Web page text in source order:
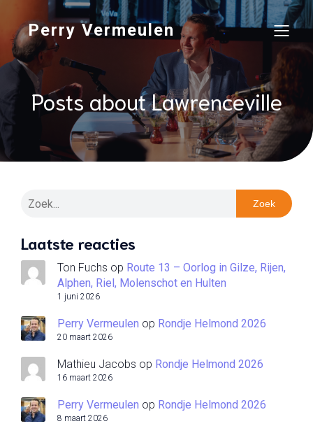
Perry Vermeulen
Posts about Lawrenceville
Zoek
Laatste reacties
Ton Fuchs op Route 13 – Oorlog in Gilze, Rijen,
Alphen, Riel, Molenschot en Hulten
1 juni 2026
Perry Vermeulen op Rondje Helmond 2026
20 maart 2026
Mathieu Jacobs op Rondje Helmond 2026
16 maart 2026
Perry Vermeulen op Rondje Helmond 2026
8 maart 2026